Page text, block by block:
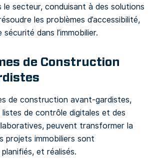
le secteur, conduisant à des solutions
les problèmes d’accessibilité,
dans l’immobilier.
de Construction
de construction avant-gardistes,
listes de contrôle digitales et des
peuvent transformer la
projets immobiliers sont
et réalisés.